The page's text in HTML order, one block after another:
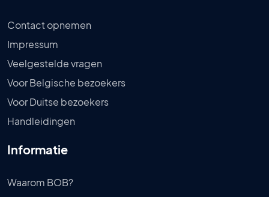
Contact opnemen
Impressum
Veelgestelde vragen
Voor Belgische bezoekers
Voor Duitse bezoekers
Handleidingen
Informatie
Waarom BOB?